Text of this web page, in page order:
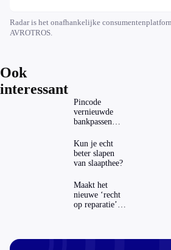
Radar is het onafhankelijke
AVROTROS.
Ook
interessant
Pincode
vernieuwde
bankpassen
ING-app: is dat
wel veilig?
Kun je echt
beter slapen
van slaapthee?
Maakt het
nieuwe ‘recht
op reparatie’